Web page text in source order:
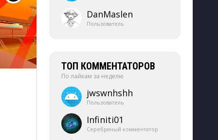
DanMaslen
Пользователь
ТОП КОММЕНТАТОРОВ
По лайкам за неделю
jwswnhshh
Пользователь
Infiniti01
Серебряный комментатор